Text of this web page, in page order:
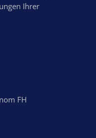
Ihrer
FH